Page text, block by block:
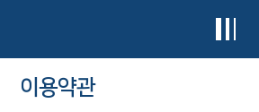
이용약관